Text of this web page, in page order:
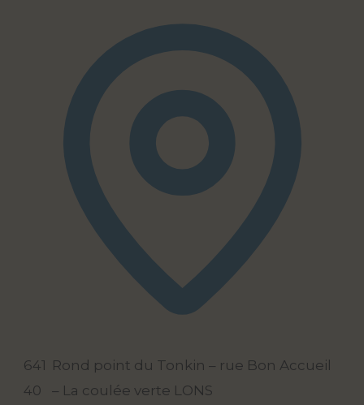
641
40
Rond point du Tonkin – rue Bon Accueil
– La coulée verte LONS